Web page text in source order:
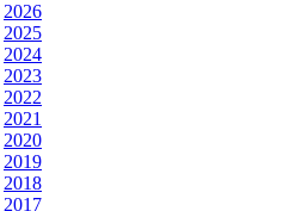
2026
2025
2024
2023
2022
2021
2020
2019
2018
2017